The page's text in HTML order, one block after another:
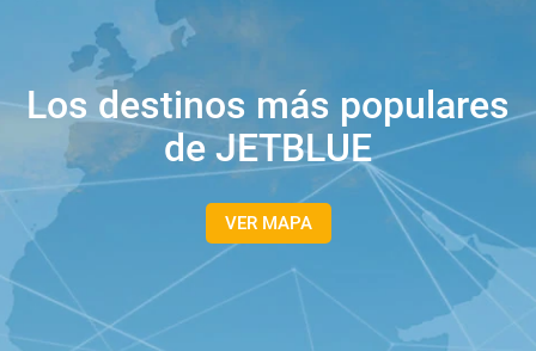
Los destinos más populares
de JETBLUE
VER MAPA